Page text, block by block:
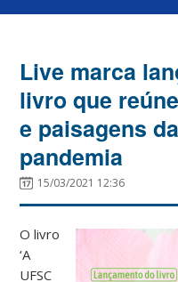
Live marca
livro que
e paisagens
pandemia
15/03/2021 12:36
O livro
‘A
UFSC